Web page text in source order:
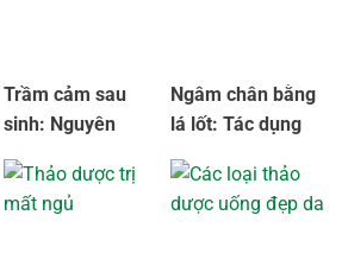
Trầm cảm sau
sinh: Nguyên
cách điều trị
Ngâm chân bằng
lá lốt: Tác dụng
chuẩn